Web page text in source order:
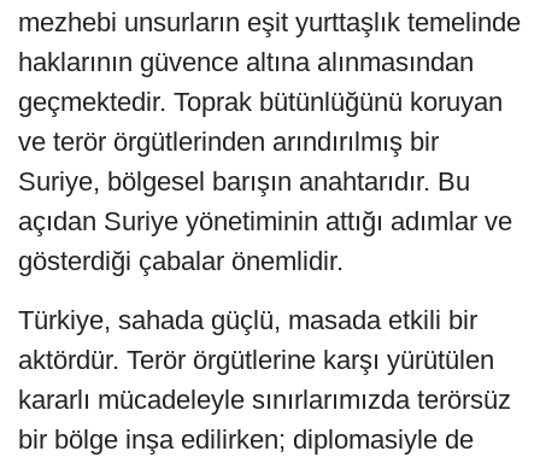
mezhebi unsurların eşit yurttaşlık temelinde
haklarının güvence altına alınmasından
geçmektedir. Toprak bütünlüğünü koruyan
ve terör örgütlerinden arındırılmış bir
Suriye, bölgesel barışın anahtarıdır. Bu
açıdan Suriye yönetiminin attığı adımlar ve
gösterdiği çabalar önemlidir.
Türkiye, sahada güçlü, masada etkili bir
aktördür. Terör örgütlerine karşı yürütülen
kararlı mücadeleyle sınırlarımızda terörsüz
bir bölge inşa edilirken; diplomasiyle de